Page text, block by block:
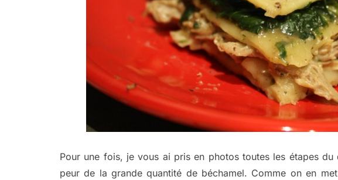
Pour une fois, je vous ai pris en photos toutes les étapes du
peur de la grande quantité de béchamel. Comme on en